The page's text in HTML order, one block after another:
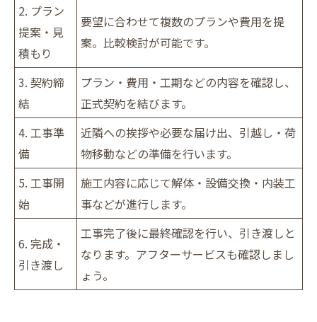
2. プラン
提案・見
積もり
要望に合わせて複数のプランや費用を提
案。比較検討が可能です。
3. 契約締
結
プラン・費用・工期などの内容を確認し、
正式契約を結びます。
4. 工事準
備
近隣への挨拶や必要な届け出、引越し・荷
物移動などの準備を行います。
5. 工事開
始
施工内容に応じて解体・設備交換・内装工
事などが進行します。
6. 完成・
引き渡し
工事完了後に最終確認を行い、引き渡しと
なります。アフターサービスも確認しまし
ょう。